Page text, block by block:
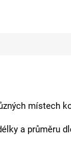
místech
a průměru